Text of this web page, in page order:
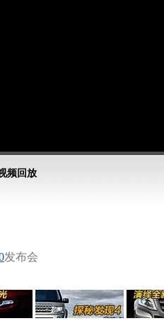
频回放
发布会